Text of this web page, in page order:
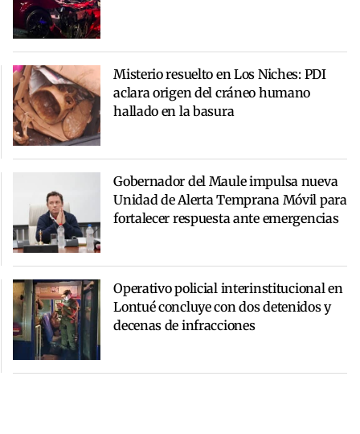
Misterio resuelto en Los Niches: PDI
aclara origen del cráneo humano
hallado en la basura
Gobernador del Maule impulsa nueva
Unidad de Alerta Temprana Móvil para
fortalecer respuesta ante emergencias
Operativo policial interinstitucional en
Lontué concluye con dos detenidos y
decenas de infracciones